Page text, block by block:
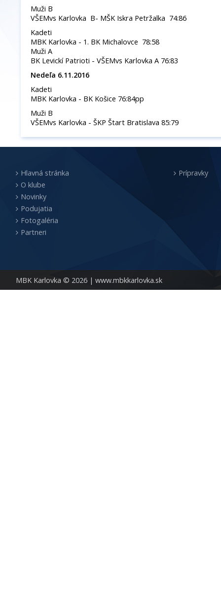
Muži B
VŠEMvs Karlovka B- MŠK Iskra Petržalka 74:86
Kadeti
MBK Karlovka - 1. BK Michalovce 78:58
Muži A
BK Levickí Patrioti - VŠEMvs Karlovka A 76:83
Nedeľa 6.11.2016
Kadeti
MBK Karlovka - BK Košice 76:84pp
Muži B
VŠEMvs Karlovka - ŠKP Štart Bratislava 85:79
MBK Karlovka © 2026 | www.mbkkarlovka.sk
Hlavná stránka
O klube
Novinky
Podujatia
Fotogaléria
Partneri
Prípravky